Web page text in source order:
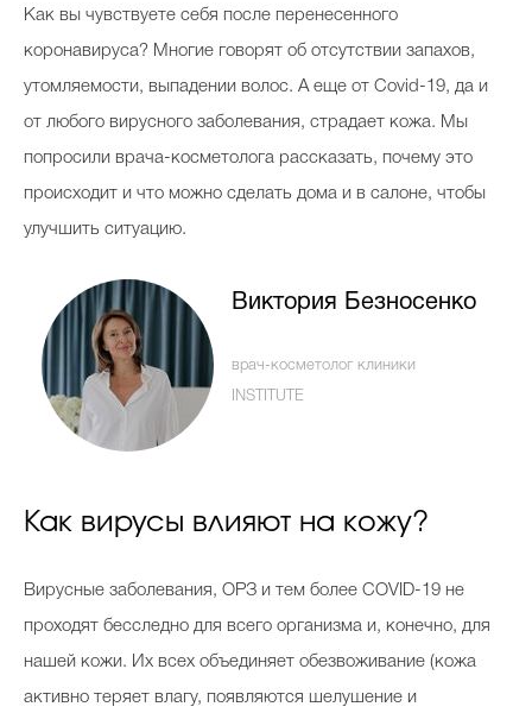
Папа может
Худеем правильно
Выбор косметолога
Полиция красоты
Хит недели от визажиста
Celebrity дня
Фотоальбом
Интервью со звездой
Как вы чувствуете себя после перенесенного
коронавируса? Многие говорят об отсутствии запахов,
утомляемости, выпадении волос. А еще от Covid-19, да и
от любого вирусного заболевания, страдает кожа. Мы
попросили врача-косметолога рассказать, почему это
происходит и что можно сделать дома и в салоне, чтобы
улучшить ситуацию.
Виктория Безносенко
врач-косметолог клиники
INSTITUTE
Как вирусы влияют на кожу?
Вирусные заболевания, ОРЗ и тем более COVID-19 не
проходят бесследно для всего организма и, конечно, для
нашей кожи. Их всех объединяет обезвоживание (кожа
активно теряет влагу, появляются шелушение и